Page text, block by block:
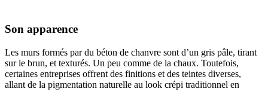
Son apparence
Les murs formés par du béton de chanvre sont d’un gris pâle, tirant
sur le brun, et texturés. Un peu comme de la chaux. Toutefois,
certaines entreprises offrent des finitions et des teintes diverses,
allant de la pigmentation naturelle au look crépi traditionnel en